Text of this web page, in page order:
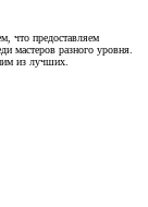
что предоставляем
мастеров разного уровня.
из лучших.